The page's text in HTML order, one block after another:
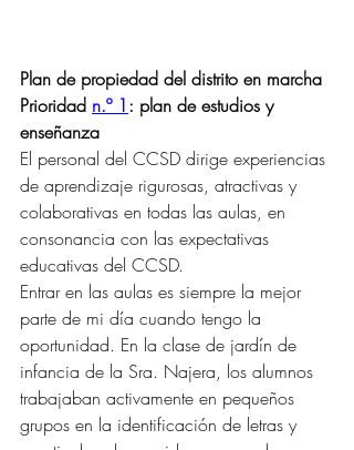
Plan de propiedad del distrito en marcha
Prioridad n.º 1: plan de estudios y
enseñanza
El personal del CCSD dirige experiencias
de aprendizaje rigurosas, atractivas y
colaborativas en todas las aulas, en
consonancia con las expectativas
educativas del CCSD.
Entrar en las aulas es siempre la mejor
parte de mi día cuando tengo la
oportunidad. En la clase de jardín de
infancia de la Sra. Najera, los alumnos
trabajaban activamente en pequeños
grupos en la identificación de letras y